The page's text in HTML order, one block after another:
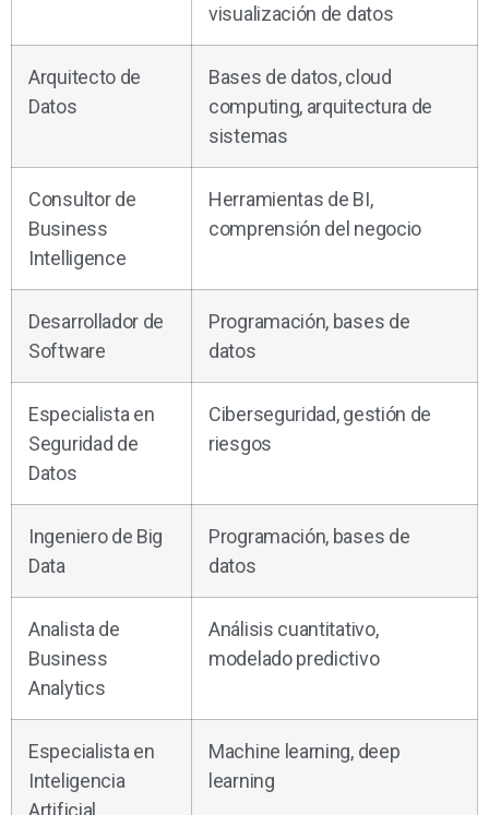
visualización de datos
Arquitecto de
Datos
Bases de datos, cloud
computing, arquitectura de
sistemas
Consultor de
Business
Intelligence
Herramientas de BI,
comprensión del negocio
Desarrollador de
Software
Programación, bases de
datos
Especialista en
Seguridad de
Datos
Ciberseguridad, gestión de
riesgos
Ingeniero de Big
Data
Programación, bases de
datos
Analista de
Business
Analytics
Análisis cuantitativo,
modelado predictivo
Especialista en
Inteligencia
Artificial
Machine learning, deep
learning